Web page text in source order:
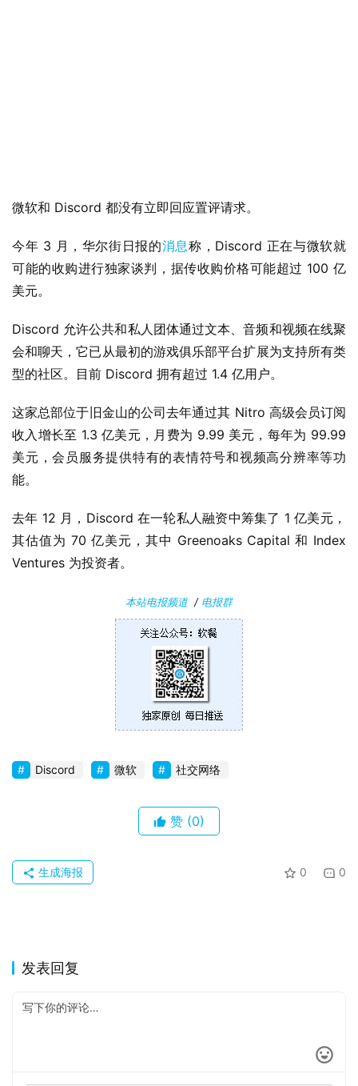
1
W
i
n
0
P
软
件
安
苹
果
微软和 Discord 都没有立即回应置评请求。
今年 3 月，华尔街日报的消息称，Discord 正在与微软就
可能的收购进行独家谈判，据传收购价格可能超过 100 亿
美元。
Discord 允许公共和私人团体通过文本、音频和视频在线聚
会和聊天，它已从最初的游戏俱乐部平台扩展为支持所有类
型的社区。目前 Discord 拥有超过 1.4 亿用户。
这家总部位于旧金山的公司去年通过其 Nitro 高级会员订阅
收入增长至 1.3 亿美元，月费为 9.99 美元，每年为 99.99
美元，会员服务提供特有的表情符号和视频高分辨率等功
能。
去年 12 月，Discord 在一轮私人融资中筹集了 1 亿美元，
其估值为 70 亿美元，其中 Greenoaks Capital 和 Index
Ventures 为投资者。
本站电报频道/ 电报群
Discord 微软 社交网络
赞 (0)
0 0
生成海报
发表回复